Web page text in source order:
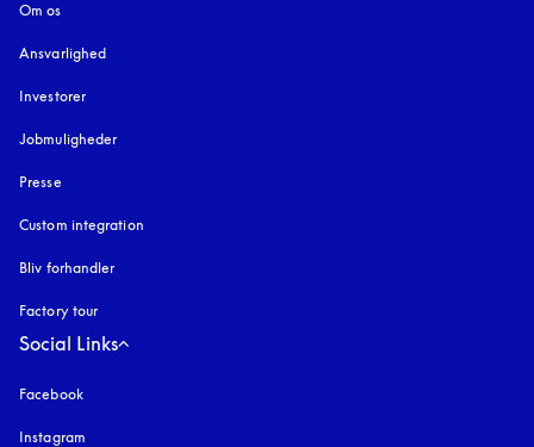
Om os
Ansvarlighed
Investorer
Jobmuligheder
Presse
Custom integration
Bliv forhandler
Factory tour
Social Links
Facebook
Instagram